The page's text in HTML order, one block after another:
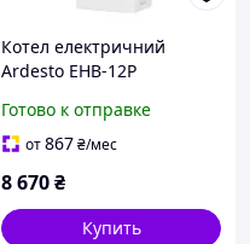
Котел електричний
Ardesto EHB-12P
Готово к отправке
от867₴/мес
8 670₴
Купить